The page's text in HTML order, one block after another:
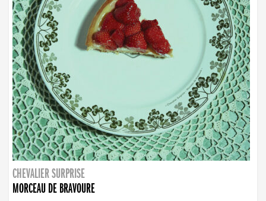
CHEVALIER SURPRISE
MORCEAU DE BRAVOURE